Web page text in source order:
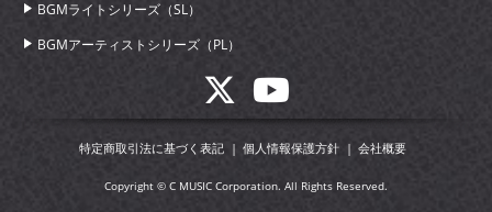
BGMライトシリーズ（SL）
BGMアーティストシリーズ（PL）
特定商取引法に基づく表記 個人情報保護方針 会社概要
Copyright © C MUSIC Corporation. All Rights Reserved.